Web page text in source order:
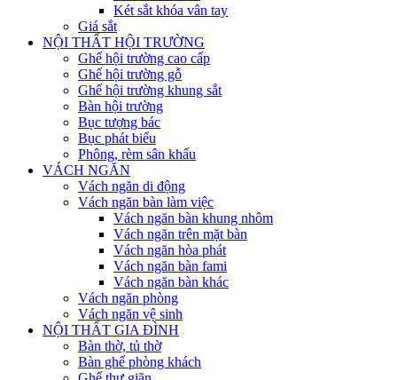
Két sắt khóa vân tay
Giá sắt
NỘI THẤT HỘI TRƯỜNG
Ghế hội trường cao cấp
Ghế hội trường gỗ
Ghế hội trường khung sắt
Bàn hội trường
Bục tượng bác
Bục phát biểu
Phông, rèm sân khấu
VÁCH NGĂN
Vách ngăn di động
Vách ngăn bàn làm việc
Vách ngăn bàn khung nhôm
Vách ngăn trên mặt bàn
Vách ngăn hòa phát
Vách ngăn bàn fami
Vách ngăn bàn khác
Vách ngăn phòng
Vách ngăn vệ sinh
NỘI THẤT GIA ĐÌNH
Bàn thờ, tủ thờ
Bàn ghế phòng khách